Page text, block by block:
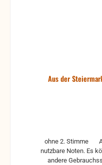
Aus der
ohne 2. Stimme Antiquariat, gebrauchte, aber
nutzbare Noten. Es